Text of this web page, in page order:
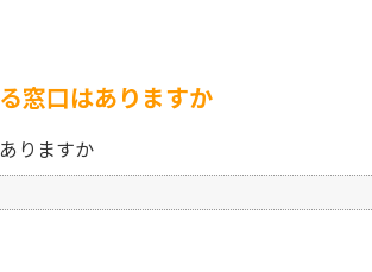
窓口はありますか
りますか